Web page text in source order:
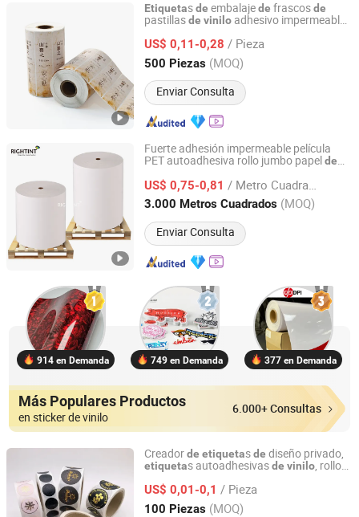
Etiquetasde embalajede frascosde
pastillasde vinilo adhesivo impermeable
US$ 0,11-0,28 / Pieza
500 Piezas (MOQ)
Enviar Consulta
Suzhou Guanhua Paper Factory
Jiangsu, China Desde 2007
Fuerte adhesión impermeable película
PET autoadhesiva rollo jumbo papelde
US$ 0,75-0,81 / Metro Cuadrado
3.000 Metros Cuadrados (MOQ)
Enviar Consulta
Shanghai Rightint Industrial (Group) Co., Ltd.
Shanghai, China Desde 2022
914 en Demanda 749 en Demanda 377 en Demanda
Más Populares Productos
en sticker de vinilo
6.000+ Consultas
Creadorde etiquetasde diseño privado,
etiquetas autoadhesivasde vinilo, rollo
papeldeimpresión personalizada
logotipos
US$ 0,01-0,1 / Pieza
100 Piezas (MOQ)
Yiwu Norton Craft Product Co., Ltd.
Zhejiang, China Desde 2023